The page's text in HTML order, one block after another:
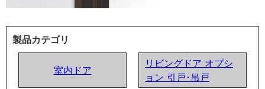
製品カテゴリ
室内ドア
リビングドア オプシ
ョン 引戸･吊戸